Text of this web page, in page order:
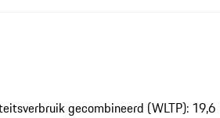
gecombineerd (WLTP): 19,6